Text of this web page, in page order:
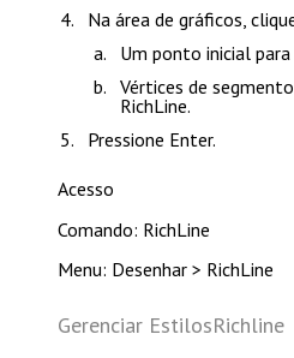
Na área de gráficos,
Um ponto inicial para
Vértices de
RichLine.
Pressione Enter.
Acesso
Comando: RichLine
Menu: Desenhar > RichLine
Gerenciar EstilosRichline